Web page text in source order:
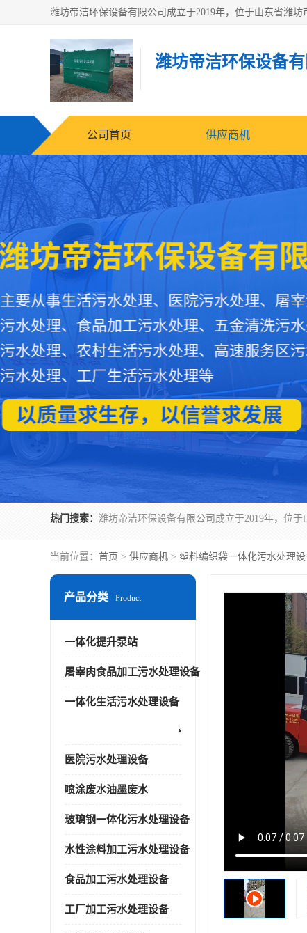
潍坊帝洁环保设备有
公司首页 供应商机
热门搜索：
当前位置： 首页 > 供应商机 > 塑料编织袋一体化污水处理
产品分类 Product
一体化提升泵站
屠宰肉食品加工污水处理设备
一体化生活污水处理设备
医院污水处理设备
喷涂废水油墨废水
玻璃钢一体化污水处理设备
水性涂料加工污水处理设备
食品加工污水处理设备
工厂加工污水处理设备